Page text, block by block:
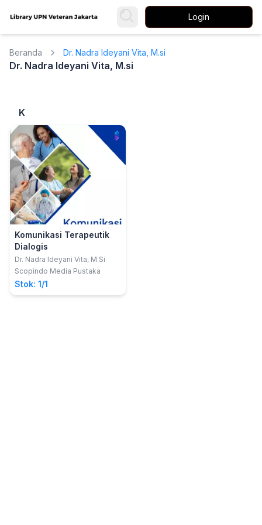
Login
Beranda Dr. Nadra Ideyani Vita, M.si
Dr. Nadra Ideyani Vita, M.si
K
Komunikasi Terapeutik
Dialogis
Dr. Nadra Ideyani Vita, M.Si
Scopindo Media Pustaka
Stok: 1/1